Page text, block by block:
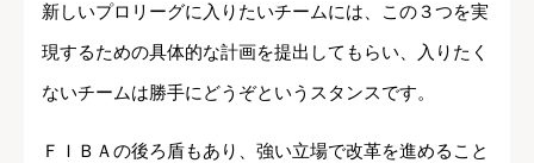
新しいプロリーグに入りたいチームには、この３つを実
現するための具体的な計画を提出してもらい、入りたく
ないチームは勝手にどうぞというスタンスです。
ＦＩＢＡの後ろ盾もあり、強い立場で改革を進めること